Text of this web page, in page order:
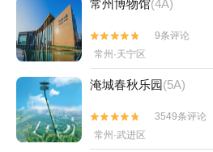
常州博物馆(4A)


9条评论
常州·天宁区
淹城春秋乐园(5A)


3549条评论
常州·武进区